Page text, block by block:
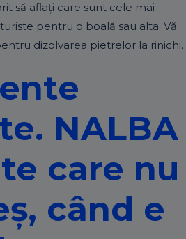
să aflați care sunt cele mai
pentru o boală sau alta. Vă
dizolvarea pietrelor la rinichi.
NALBA
care nu
când e